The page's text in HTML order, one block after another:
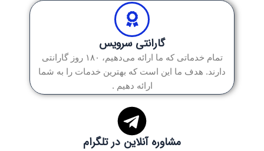
گارانتی سرویس
تمام خدماتی که ما ارائه می‌دهیم، ۱۸۰ روز گارانتی
دارند. هدف ما این است که بهترین خدمات را به شما
ارائه دهیم .
مشاوره آنلاین در تلگرام